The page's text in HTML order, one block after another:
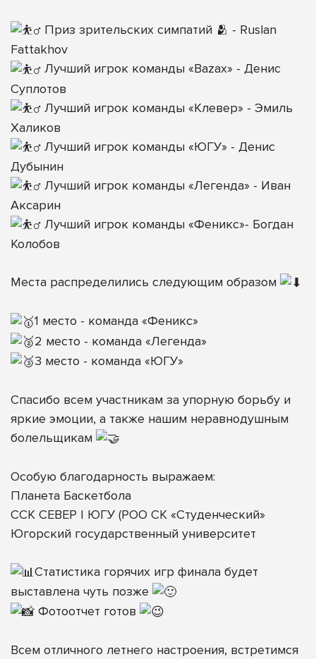
Приз зрительских симпатий 🫂 - Ruslan
Fattakhov
Лучший игрок команды «Bazax» - Денис
Суплотов
Лучший игрок команды «Клевер» - Эмиль
Халиков
Лучший игрок команды «ЮГУ» - Денис
Дубынин
Лучший игрок команды «Легенда» - Иван
Аксарин
Лучший игрок команды «Феникс»- Богдан
Колобов
Места распределились следующим образом
1 место - команда «Феникс»
2 место - команда «Легенда»
3 место - команда «ЮГУ»
Спасибо всем участникам за упорную борьбу и
яркие эмоции, а также нашим неравнодушным
болельщикам
Особую благодарность выражаем:
Планета Баскетбола
ССК СЕВЕР | ЮГУ (РОО СК «Студенческий»
Югорский государственный университет
Статистика горячих игр финала будет
выставлена чуть позже
Фотоотчет готов
Всем отличного летнего настроения, встретимся